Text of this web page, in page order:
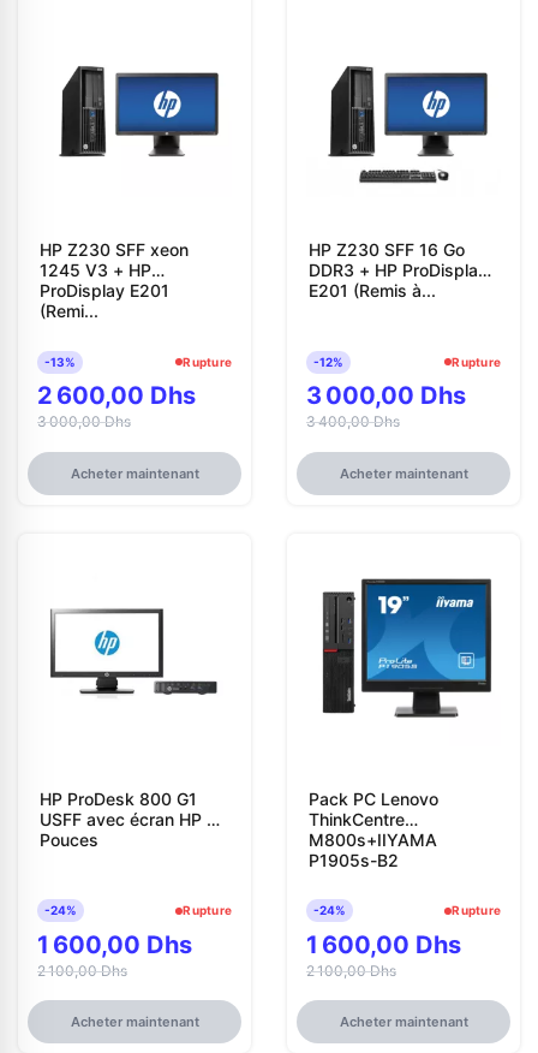
HP Z230 SFF xeon
1245 V3 + HP
ProDisplay E201
(Remi...
-13% Rupture
2 600,00 Dhs
3 000,00 Dhs
Acheter maintenant
HP Z230 SFF 16 Go
DDR3 + HP ProDisplay
E201 (Remis à...
-12% Rupture
3 000,00 Dhs
3 400,00 Dhs
Acheter maintenant
HP ProDesk 800 G1
USFF avec écran HP 20
Pouces
-24% Rupture
1 600,00 Dhs
2 100,00 Dhs
Acheter maintenant
Pack PC Lenovo
ThinkCentre
M800s+IIYAMA
P1905s-B2
-24% Rupture
1 600,00 Dhs
2 100,00 Dhs
Acheter maintenant